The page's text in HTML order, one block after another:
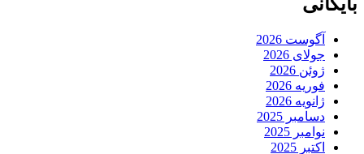
آگوست 2026
جولای 2026
ژوئن 2026
فوریه 2026
ژانویه 2026
دسامبر 2025
نوامبر 2025
اکتبر 2025